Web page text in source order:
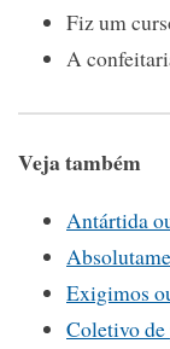
Fiz um
A
Veja também
Antártida
Exigimos
Coletivo de